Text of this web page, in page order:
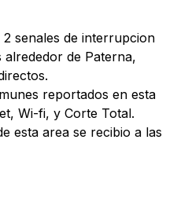
senales de interrupcion
de Paterna,
reportados en esta
Wi-fi, y Corte Total.
esta area se recibio a las